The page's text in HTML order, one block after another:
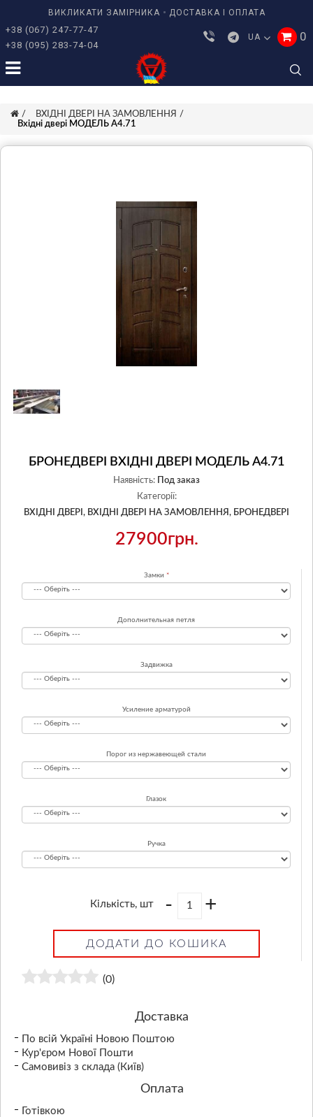
ВИКЛИКАТИ ЗАМІРНИКА ДОСТАВКА І ОПЛАТА
+38 (067) 247-77-47
+38 (095) 283-74-04
UA 0
ВХІДНІ ДВЕРІ НА ЗАМОВЛЕННЯ
Вхідні двері МОДЕЛЬ A4.71
БРОНЕДВЕРІ ВХІДНІ ДВЕРІ МОДЕЛЬ A4.71
Наявність:
Под заказ
Категорії:
ВХІДНІ ДВЕРІ, ВХІДНІ ДВЕРІ НА ЗАМОВЛЕННЯ, БРОНЕДВЕРІ
27900грн.
Замки
Дополнительная петля
Задвижка
Усиление арматурой
Порог из нержавеющей стали
Глазок
Ручка
Кількість, шт - +
ДОДАТИ ДО КОШИКА
(0)
Доставка
По всій Україні Новою Поштою
Кур'єром Нової Пошти
Самовивіз з склада (Київ)
Оплата
Готівкою